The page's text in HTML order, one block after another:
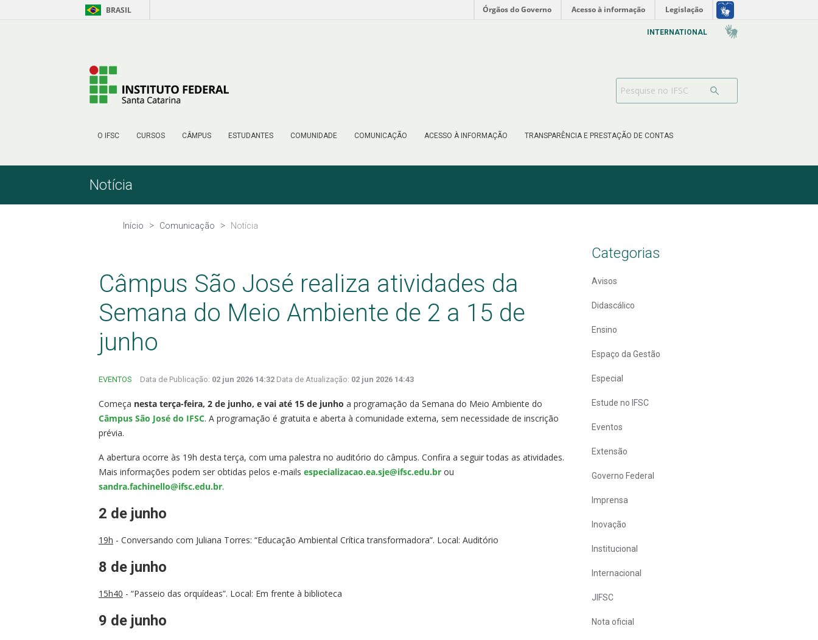
Pular para o Conteúdo BRASIL Órgãos do Governo Acesso à informação Legislação
O IFSC CURSOS CÂMPUS ESTUDANTES COMUNIDADE COMUNICAÇÃO ACESSO À INFORMAÇÃO TRANSPARÊNCIA E PRESTAÇÃO DE CONTAS
INTERNATIONAL
Notícia
Início Comunicação Notícia
Câmpus São José realiza atividades da
Semana do Meio Ambiente de 2 a 15 de
junho
EVENTOS Data de Publicação: 02 jun 2026 14:32 Data de Atualização: 02 jun 2026 14:43
Começa nesta terça-feira, 2 de junho, e vai até 15 de junho a programação da Semana do Meio Ambiente do
Câmpus São José do IFSC. A programação é gratuita e aberta à comunidade externa, sem necessidade de inscrição
prévia.
A abertura ocorre às 19h desta terça, com uma palestra no auditório do câmpus. Confira a seguir todas as atividades.
Mais informações podem ser obtidas pelos e-mails especializacao.ea.sje@ifsc.edu.br ou
sandra.fachinello@ifsc.edu.br.
2 de junho
19h - Conversando com Juliana Torres: “Educação Ambiental Crítica transformadora”. Local: Auditório
8 de junho
15h40 - “Passeio das orquídeas”. Local: Em frente à biblioteca
9 de junho
Categorias
Avisos
Didascálico
Ensino
Espaço da Gestão
Especial
Estude no IFSC
Eventos
Extensão
Governo Federal
Imprensa
Inovação
Institucional
Internacional
JIFSC
Nota oficial